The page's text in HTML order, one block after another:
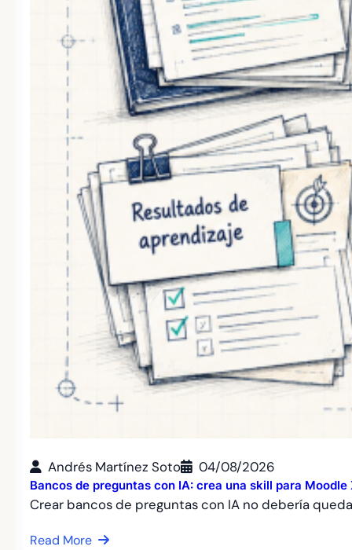
Andrés Martínez Soto 04/08/2026
Bancos de preguntas con IA: crea una skill para Moodle
Crear bancos de preguntas con IA no debería
Read More